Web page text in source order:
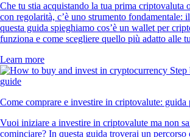
Che tu stia acquistando la tua prima criptovaluta
con regolarità, c’è uno strumento fondamentale:
questa guida spieghiamo cos’è un wallet per
funziona e come scegliere quello più adatto alle
Learn more
Come comprare e investire in criptovalute:
Vuoi iniziare a investire in criptovalute ma non
cominciare? In questa guida troverai un percorso